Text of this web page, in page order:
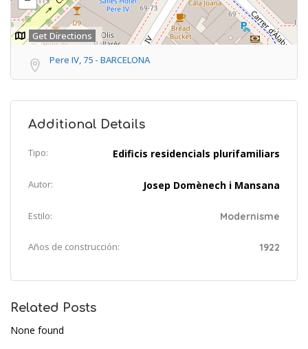
Get Directions
Pere IV, 75 - BARCELONA
Additional Details
Tipo: Edificis residencials plurifamiliars
Autor: Josep Domènech i Mansana
Estilo: Modernisme
Años de construcción: 1922
Related Posts
None found